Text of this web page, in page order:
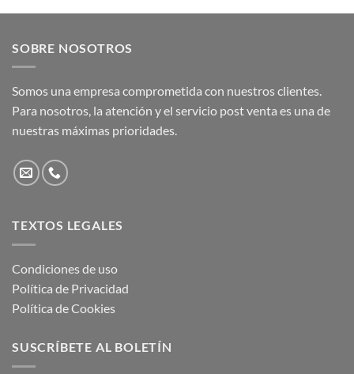
SOBRE NOSOTROS
Somos una empresa comprometida con nuestros clientes.
Para nosotros, la atención y el servicio post venta es una de
nuestras máximas prioridades.
TEXTOS LEGALES
Condiciones de uso
Política de Privacidad
Política de Cookies
SUSCRÍBETE AL BOLETÍN